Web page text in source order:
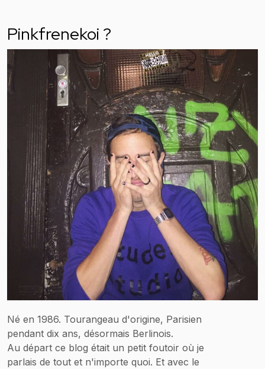
Pinkfrenekoi ?
Né en 1986. Tourangeau d'origine, Parisien
pendant dix ans, désormais Berlinois.
Au départ ce blog était un petit foutoir où je
parlais de tout et n'importe quoi. Et avec le